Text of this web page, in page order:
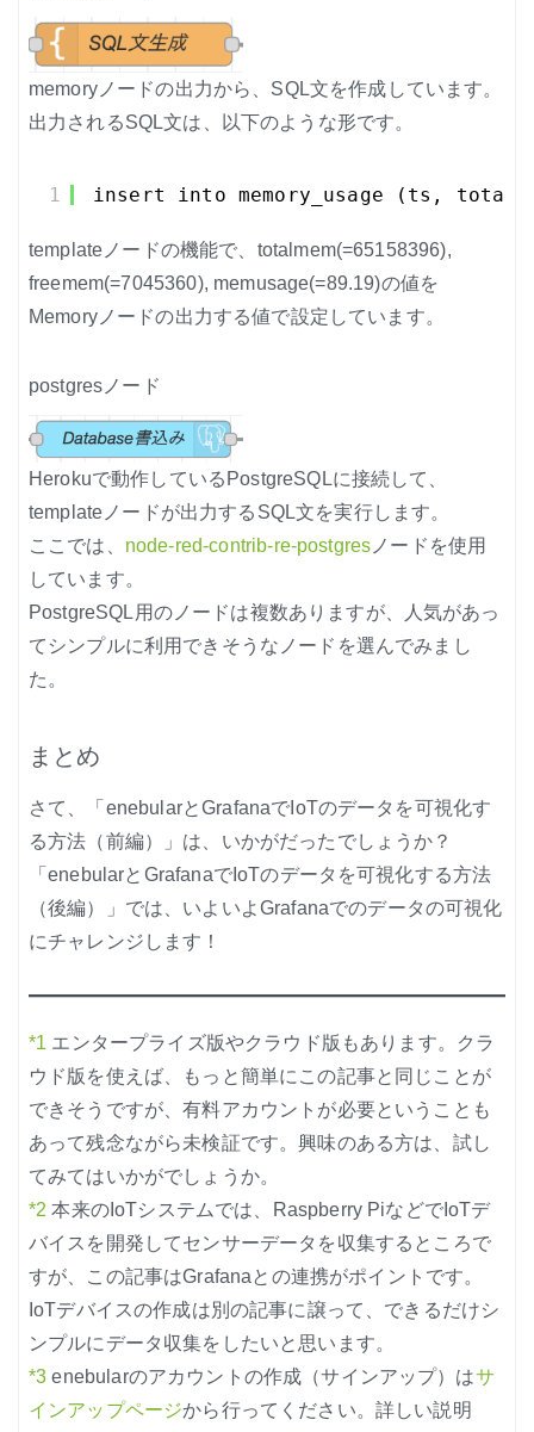
memoryノードの出力から、SQL文を作成しています。
出力されるSQL文は、以下のような形です。
1 insert into memory_usage (ts,
templateノードの機能で、totalmem(=65158396),
freemem(=7045360), memusage(=89.19)の値を
Memoryノードの出力する値で設定しています。
postgresノード
Herokuで動作しているPostgreSQLに接続して、
templateノードが出力するSQL文を実行します。
ここでは、 node-red-contrib-re-postgres ノードを使用
しています。
PostgreSQL用のノードは複数ありますが、人気があっ
てシンプルに利用できそうなノードを選んでみまし
た。
まとめ
さて、「enebularとGrafanaでIoTのデータを可視化す
る方法（前編）」は、いかがだったでしょうか？
「enebularとGrafanaでIoTのデータを可視化する方法
（後編）」では、いよいよGrafanaでのデータの可視化
にチャレンジします！
*1 エンタープライズ版やクラウド版もあります。クラ
ウド版を使えば、もっと簡単にこの記事と同じことが
できそうですが、有料アカウントが必要ということも
あって残念ながら未検証です。興味のある方は、試し
てみてはいかがでしょうか。
*2 本来のIoTシステムでは、Raspberry PiなどでIoTデ
バイスを開発してセンサーデータを収集するところで
すが、この記事はGrafanaとの連携がポイントです。
IoTデバイスの作成は別の記事に譲って、できるだけシ
ンプルにデータ収集をしたいと思います。
*3 enebularのアカウントの作成（サインアップ）はサ
インアップページから行ってください。詳しい説明